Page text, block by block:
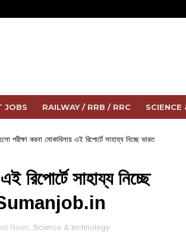
JOBS RAILWAY / RRB / RRC SCIENCE
পরীক্ষা করনা মোকাবিলায় এই রিপোর্টে সাহায্য নিচ্ছে ভারত
রিপোর্টে সাহায্য নিচ্ছে
News, Science & technology